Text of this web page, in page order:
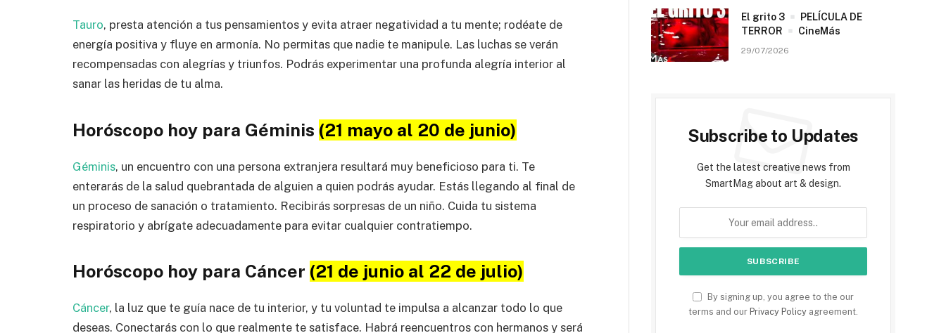
Tauro, presta atención a tus pensamientos y evita atraer negatividad a tu mente; rodéate de
energía positiva y fluye en armonía. No permitas que nadie te manipule. Las luchas se verán
recompensadas con alegrías y triunfos. Podrás experimentar una profunda alegría interior al
sanar las heridas de tu alma.
Horóscopo hoy para Géminis (21 mayo al 20 de junio)
Géminis, un encuentro con una persona extranjera resultará muy beneficioso para ti. Te
enterarás de la salud quebrantada de alguien a quien podrás ayudar. Estás llegando al final de
un proceso de sanación o tratamiento. Recibirás sorpresas de un niño. Cuida tu sistema
respiratorio y abrígate adecuadamente para evitar cualquier contratiempo.
Horóscopo hoy para Cáncer (21 de junio al 22 de julio)
Cáncer, la luz que te guía nace de tu interior, y tu voluntad te impulsa a alcanzar todo lo que
deseas. Conectarás con lo que realmente te satisface. Habrá reencuentros con hermanos y será
El grito 3
PELÍCULA DE
TERROR
CineMás
29/07/2026
Subscribe to Updates
Get the latest creative news from
SmartMag about art & design.
By signing up, you agree to the our
terms and our Privacy Policy agreement.